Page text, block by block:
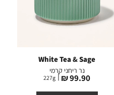
White Tea & Sage
נר ריחני קרמי
מחיר
מוצר
99.90 ₪
227g